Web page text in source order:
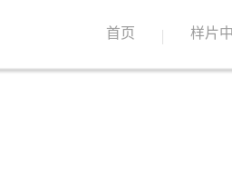
首页 样片